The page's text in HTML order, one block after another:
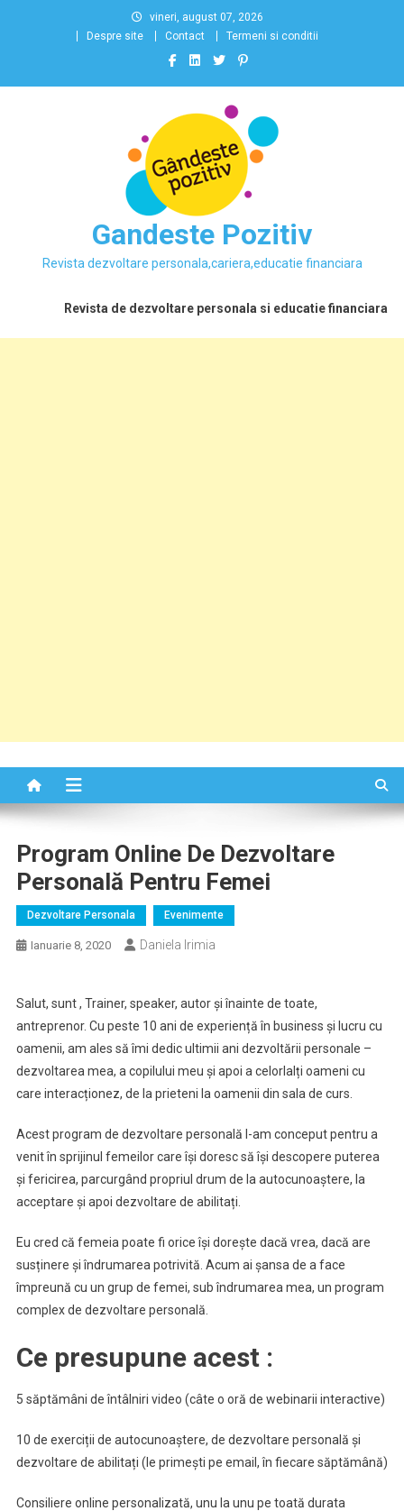
vineri, august 07, 2026
Despre site
Contact Termeni si conditii
Gandeste Pozitiv
Revista dezvoltare personala,cariera,educatie financiara
Revista de dezvoltare personala si educatie financiara
Program Online De Dezvoltare
Personală Pentru Femei
Dezvoltare Personala Evenimente
Ianuarie 8, 2020 Daniela Irimia
Salut, sunt , Trainer, speaker, autor și înainte de toate,
antreprenor. Cu peste 10 ani de experiență în business și lucru cu
oamenii, am ales să îmi dedic ultimii ani dezvoltării personale –
dezvoltarea mea, a copilului meu și apoi a celorlalți oameni cu
care interacționez, de la prieteni la oamenii din sala de curs.
Acest program de dezvoltare personală l-am conceput pentru a
venit în sprijinul femeilor care își doresc să își descopere puterea
și fericirea, parcurgând propriul drum de la autocunoaștere, la
acceptare și apoi dezvoltare de abilitați.
Eu cred că femeia poate fi orice își dorește dacă vrea, dacă are
susținere și îndrumarea potrivită. Acum ai șansa de a face
împreună cu un grup de femei, sub îndrumarea mea, un program
complex de dezvoltare personală.
Ce presupune acest :
5 săptămâni de întâlniri video (câte o oră de webinarii interactive)
10 de exerciții de autocunoaștere, de dezvoltare personală și
dezvoltare de abilitați (le primești pe email, în fiecare săptămână)
Consiliere online personalizată, unu la unu pe toată durata